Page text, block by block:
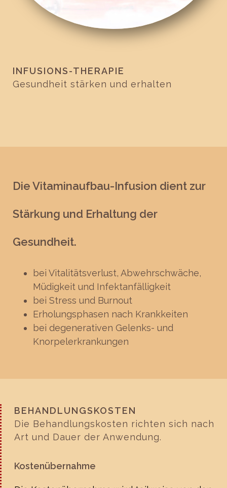
INFUSIONS-THERAPIE
Gesundheit stärken und erhalten
Die Vitaminaufbau-Infusion dient zur
Stärkung und Erhaltung der
Gesundheit.
bei Vitalitätsverlust, Abwehrschwäche,
Müdigkeit und Infektanfälligkeit
bei Stress und Burnout
Erholungsphasen nach Krankkeiten
bei degenerativen Gelenks- und
Knorpelerkrankungen
BEHANDLUNGSKOSTEN
Die Behandlungskosten richten sich nach
Art und Dauer der Anwendung.
Kostenübernahme